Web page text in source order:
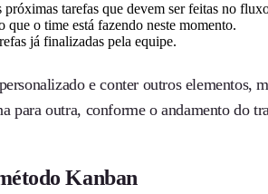
próximas tarefas que devem ser feitas no
que o time está fazendo neste momento.
já finalizadas pela equipe.
e conter outros elementos,
para outra, conforme o andamento do
Kanban